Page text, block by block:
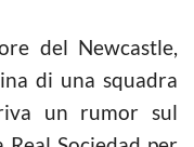
del Newcastle,
di una squadra
un rumor sul